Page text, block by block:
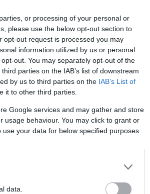
or processing of your personal or
please use the below opt-out section to
opt-out request is processed you may
information utilized by us or personal
out. You may separately opt-out of the
parties on the IAB’s list of downstream
by us to third parties on the IAB’s List of
it to other third parties.
Google services and may gather and store
usage behaviour. You may click to grant or
your data for below specified purposes
data.